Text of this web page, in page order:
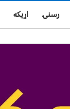
رسنۍ اړیکه